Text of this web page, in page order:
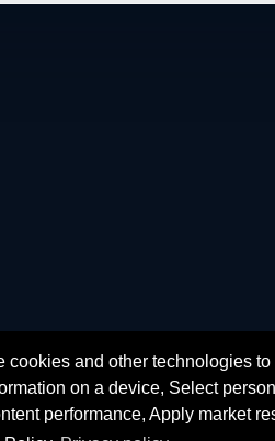
cookies and other technologies
on a device, Select
performance, Apply market